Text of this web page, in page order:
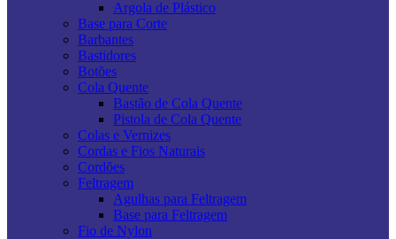
Argola de Plástico
Base para Corte
Barbantes
Bastidores
Botões
Cola Quente
Bastão de Cola Quente
Pistola de Cola Quente
Colas e Vernizes
Cordas e Fios Naturais
Cordões
Feltragem
Agulhas para Feltragem
Base para Feltragem
Fio de Nylon